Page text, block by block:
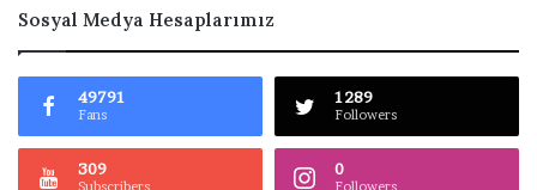
Sosyal Medya Hesaplarımız
49791
Fans
1289
Followers
309
Subscribers
0
Followers